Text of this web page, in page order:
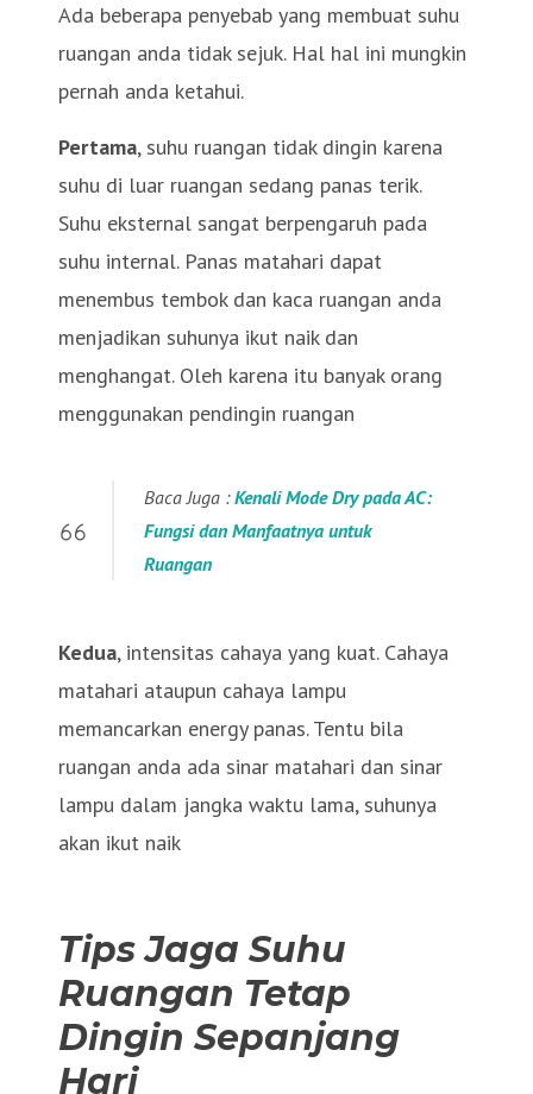
Ada beberapa penyebab yang membuat suhu
ruangan anda tidak sejuk. Hal hal ini mungkin
pernah anda ketahui.
Pertama, suhu ruangan tidak dingin karena
suhu di luar ruangan sedang panas terik.
Suhu eksternal sangat berpengaruh pada
suhu internal. Panas matahari dapat
menembus tembok dan kaca ruangan anda
menjadikan suhunya ikut naik dan
menghangat. Oleh karena itu banyak orang
menggunakan pendingin ruangan
Baca Juga : Kenali Mode Dry pada AC:
Fungsi dan Manfaatnya untuk
Ruangan
Kedua, intensitas cahaya yang kuat. Cahaya
matahari ataupun cahaya lampu
memancarkan energy panas. Tentu bila
ruangan anda ada sinar matahari dan sinar
lampu dalam jangka waktu lama, suhunya
akan ikut naik
Tips Jaga Suhu
Ruangan Tetap
Dingin Sepanjang
Hari